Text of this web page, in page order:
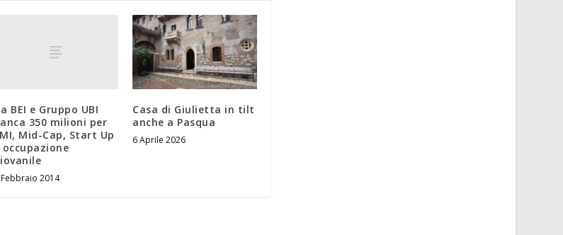
BEI e Gruppo UBI
350 milioni per
Mid-Cap, Start Up
occupazione
2014
Casa di Giulietta in tilt
anche a Pasqua
6 Aprile 2026